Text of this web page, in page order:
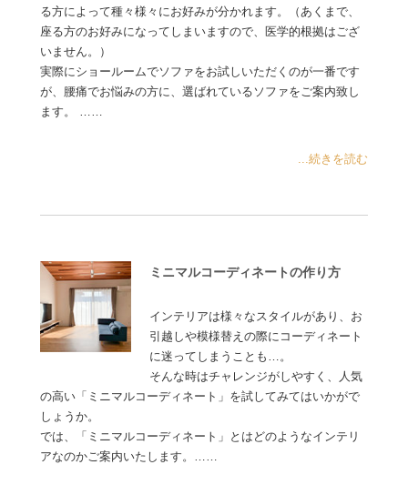
る方によって種々様々にお好みが分かれます。（あくまで、
座る方のお好みになってしまいますので、医学的根拠はござ
いません。）
実際にショールームでソファをお試しいただくのが一番です
が、腰痛でお悩みの方に、選ばれているソファをご案内致し
ます。 ……
...続きを読む
ミニマルコーディネートの作り方
インテリアは様々なスタイルがあり、お
引越しや模様替えの際にコーディネート
に迷ってしまうことも…。
そんな時はチャレンジがしやすく、人気
の高い「ミニマルコーディネート」を試してみてはいかがで
しょうか。
では、「ミニマルコーディネート」とはどのようなインテリ
アなのかご案内いたします。……